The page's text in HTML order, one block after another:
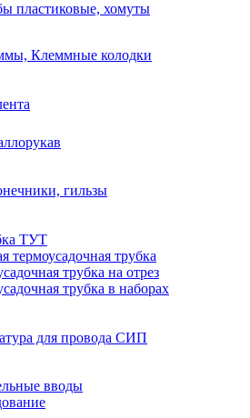
пластиковые, хомуты
Клеммные колодки
гильзы
ТУТ
термоусадочная трубка
трубка на отрез
трубка в наборах
для провода СИП
вводы